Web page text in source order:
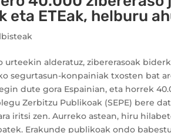
eta ETEak, helburu
urteekin alderatuz, zibererasoak
segurtasun-konpainiak txosten bat
dute gora Espainian, eta horrek
Zerbitzu Publikoak (SEPE) bere
iritsi zen. Aurreko astean, hiru
Erakunde publikoak ondo